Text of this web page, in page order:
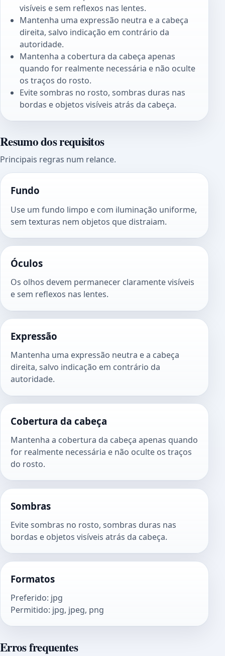
visíveis e sem reflexos nas lentes.
Mantenha uma expressão neutra e a cabeça
direita, salvo indicação em contrário da
autoridade.
Mantenha a cobertura da cabeça apenas
quando for realmente necessária e não oculte
os traços do rosto.
Evite sombras no rosto, sombras duras nas
bordas e objetos visíveis atrás da cabeça.
Resumo dos requisitos
Principais regras num relance.
Fundo
Use um fundo limpo e com iluminação uniforme,
sem texturas nem objetos que distraiam.
Óculos
Os olhos devem permanecer claramente visíveis
e sem reflexos nas lentes.
Expressão
Mantenha uma expressão neutra e a cabeça
direita, salvo indicação em contrário da
autoridade.
Cobertura da cabeça
Mantenha a cobertura da cabeça apenas quando
for realmente necessária e não oculte os traços
do rosto.
Sombras
Evite sombras no rosto, sombras duras nas
bordas e objetos visíveis atrás da cabeça.
Formatos
Preferido: jpg
Permitido: jpg, jpeg, png
Erros frequentes